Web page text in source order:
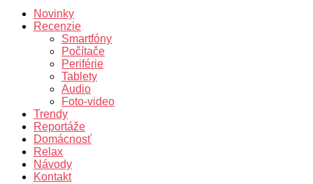
Novinky
Recenzie
Smartfóny
Počítače
Periférie
Tablety
Audio
Foto-video
Trendy
Reportáže
Domácnosť
Relax
Návody
Kontakt